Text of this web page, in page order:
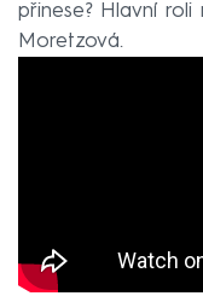
přinese? Hlavní
Moretzová.